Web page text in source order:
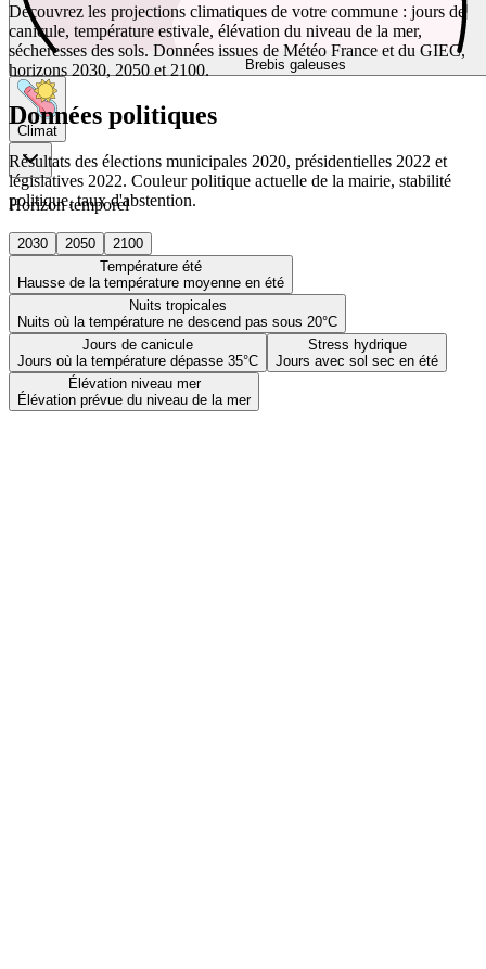
Brebis galeuses
Climat
Horizon temporel
2030 2050
2100
Température été
Hausse de la température moyenne en été
Nuits tropicales
Nuits où la température ne descend pas sous 20°C
Jours de canicule
Jours où la température dépasse 35°C
Stress hydrique
Jours avec sol sec en été
Élévation niveau mer
Élévation prévue du niveau de la mer
Découvrez les projections climatiques de votre commune : jours de
canicule, température estivale, élévation du niveau de la mer,
sécheresses des sols. Données issues de Météo France et du GIEC,
horizons 2030, 2050 et 2100.
Données politiques
Résultats des élections municipales 2020, présidentielles 2022 et
législatives 2022. Couleur politique actuelle de la mairie, stabilité
politique, taux d'abstention.